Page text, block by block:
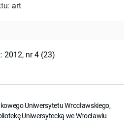
: art
: 2012, nr 4 (23)
Uniwersytetu Wrocławskiego,
Uniwersytecką we Wrocławiu